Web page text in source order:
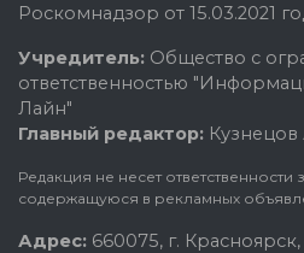
Роскомнадзор от 15.03.2021
Учредитель: Общество с
ответственностью
Лайн"
Главный редактор:
Редакция не несет
содержащуюся в рекламных
Адрес: 660075, г.